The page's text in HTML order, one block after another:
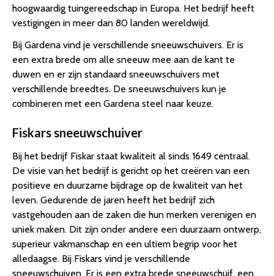
hoogwaardig tuingereedschap in Europa. Het bedrijf heeft
vestigingen in meer dan 80 landen wereldwijd.
Bij Gardena vind je verschillende sneeuwschuivers. Er is
een extra brede om alle sneeuw mee aan de kant te
duwen en er zijn standaard sneeuwschuivers met
verschillende breedtes. De sneeuwschuivers kun je
combineren met een Gardena steel naar keuze.
Fiskars sneeuwschuiver
Bij het bedrijf Fiskar staat kwaliteit al sinds 1649 centraal.
De visie van het bedrijf is gericht op het creëren van een
positieve en duurzame bijdrage op de kwaliteit van het
leven. Gedurende de jaren heeft het bedrijf zich
vastgehouden aan de zaken die hun merken verenigen en
uniek maken. Dit zijn onder andere een duurzaam ontwerp,
superieur vakmanschap en een ultiem begrip voor het
alledaagse. Bij Fiskars vind je verschillende
sneeuwschuiven. Er is een extra brede sneeuwschuif, een